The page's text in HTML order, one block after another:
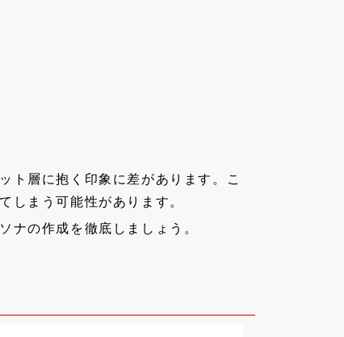
ト層に抱く印象に差があります。こ
しまう可能性があります。
ナの作成を徹底しましょう。